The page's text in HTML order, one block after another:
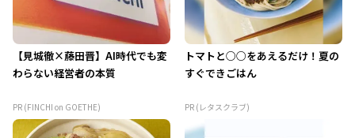
【見城徹×藤田晋】AI時代でも変
わらない経営者の本質
PR (FINCHI on GOETHE)
トマトと○○をあえるだけ！夏の
すぐできごはん
PR (レタスクラブ)